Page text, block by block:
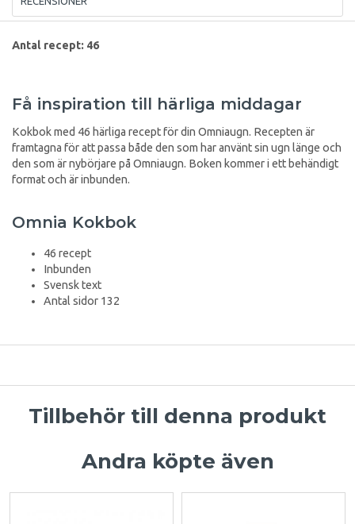
Antal recept: 46
Få inspiration till härliga middagar
Kokbok med 46 härliga recept för din Omniaugn. Recepten är
framtagna för att passa både den som har använt sin ugn länge och
den som är nybörjare på Omniaugn. Boken kommer i ett behändigt
format och är inbunden.
Omnia Kokbok
46 recept
Inbunden
Svensk text
Antal sidor 132
Tillbehör till denna produkt
Andra köpte även